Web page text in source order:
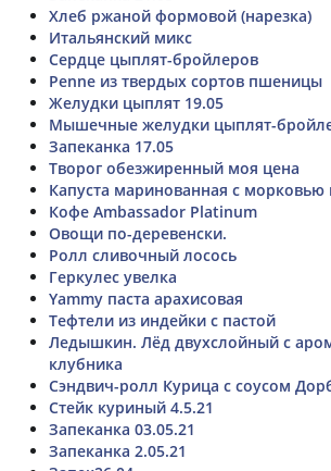
Хлеб ржаной формовой (нарезка)
Итальянский микс
Сердце цыплят-бройлеров
Penne из твердых сортов пшеницы
Желудки цыплят 19.05
Мышечные желудки цыплят-
Запеканка 17.05
Творог обезжиренный моя цена
Капуста маринованная с
Кофе Ambassador Platinum
Овощи по-деревенски.
Ролл сливочный лосось
Геркулес увелка
Yammy паста арахисовая
Тефтели из индейки с пастой
Ледышкин. Лёд двухслойный с
клубника
Сэндвич-ролл Курица с соусом
Стейк куриный 4.5.21
Запеканка 03.05.21
Запеканка 2.05.21